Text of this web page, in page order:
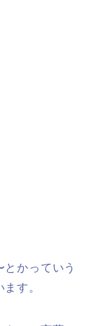
かっていう
す。